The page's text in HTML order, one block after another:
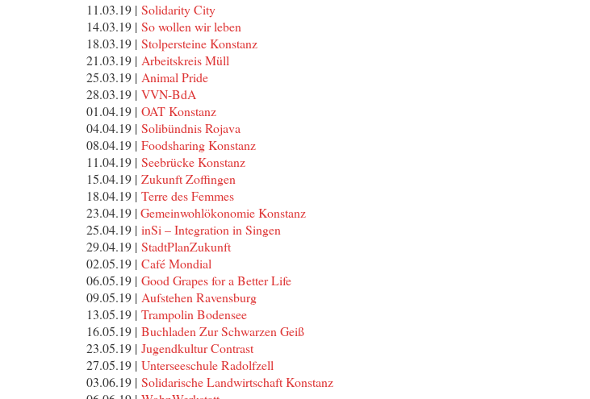
11.03.19 | Solidarity City
14.03.19 | So wollen wir leben
18.03.19 | Stolpersteine Konstanz
21.03.19 | Arbeitskreis Müll
25.03.19 | Animal Pride
28.03.19 | VVN-BdA
01.04.19 | OAT Konstanz
04.04.19 | Solibündnis Rojava
08.04.19 | Foodsharing Konstanz
11.04.19 | Seebrücke Konstanz
15.04.19 | Zukunft Zoffingen
18.04.19 | Terre des Femmes
23.04.19 | Gemeinwohlökonomie Konstanz
25.04.19 | inSi – Integration in Singen
29.04.19 | StadtPlanZukunft
02.05.19 | Café Mondial
06.05.19 | Good Grapes for a Better Life
09.05.19 | Aufstehen Ravensburg
13.05.19 | Trampolin Bodensee
16.05.19 | Buchladen Zur Schwarzen Geiß
23.05.19 | Jugendkultur Contrast
27.05.19 | Unterseeschule Radolfzell
03.06.19 | Solidarische Landwirtschaft Konstanz